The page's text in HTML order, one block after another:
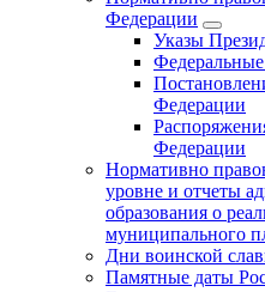
Федерации
Указы
Федерации
Федерации
Нормативно
уровне и отчеты
образования о
муниципального
Дни воинской
Памятные даты